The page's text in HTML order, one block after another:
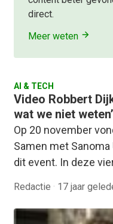
direct.
Meer weten
AI & TECH
Video Robbert
wat we niet weten’
Op 20 november
Samen met
dit event. In deze
Redactie · 17 jaar